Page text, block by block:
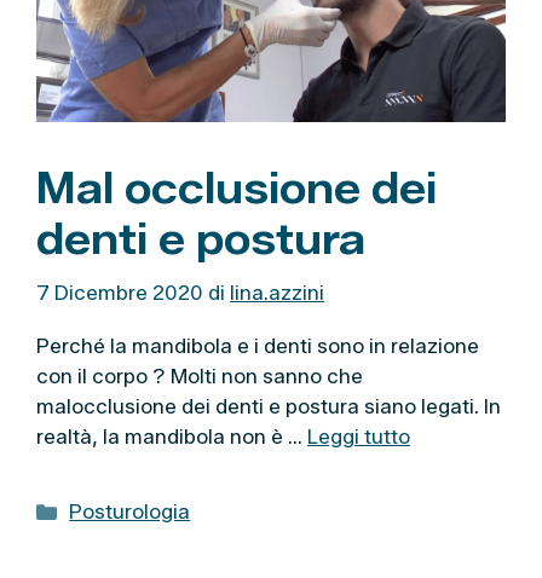
e
Mal occlusione dei
denti e postura
7 Dicembre 2020 di lina.azzini
Perché la mandibola e i denti sono in relazione
con il corpo ? Molti non sanno che
malocclusione dei denti e postura siano legati. In
realtà, la mandibola non è … Leggi tutto
C
Posturologia